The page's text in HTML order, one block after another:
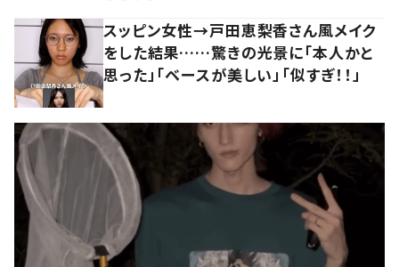
スッピン女性→戸田恵梨香さん風メイク
をした結果……驚きの光景に「本人かと
思った」「ベースが美しい」「似すぎ！！」